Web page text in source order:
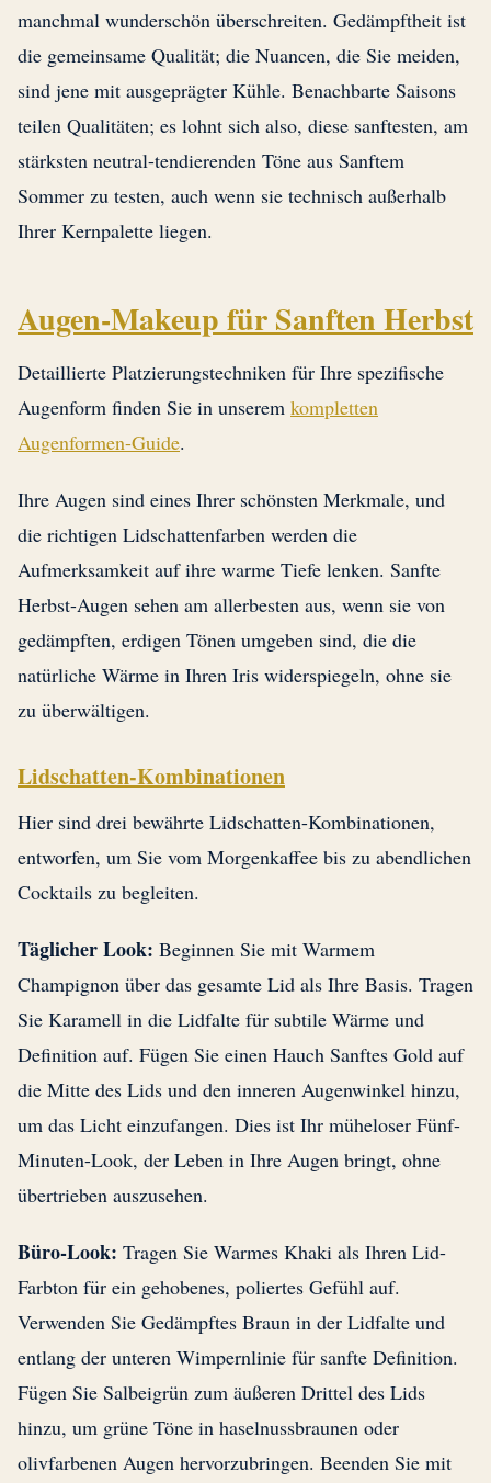
manchmal wunderschön überschreiten. Gedämpftheit ist
die gemeinsame Qualität; die Nuancen, die Sie meiden,
sind jene mit ausgeprägter Kühle. Benachbarte Saisons
teilen Qualitäten; es lohnt sich also, diese sanftesten, am
stärksten neutral-tendierenden Töne aus Sanftem
Sommer zu testen, auch wenn sie technisch außerhalb
Ihrer Kernpalette liegen.
Augen-Makeup für Sanften Herbst
Detaillierte Platzierungstechniken für Ihre spezifische
Augenform finden Sie in unserem kompletten
Augenformen-Guide.
Ihre Augen sind eines Ihrer schönsten Merkmale, und
die richtigen Lidschattenfarben werden die
Aufmerksamkeit auf ihre warme Tiefe lenken. Sanfte
Herbst-Augen sehen am allerbesten aus, wenn sie von
gedämpften, erdigen Tönen umgeben sind, die die
natürliche Wärme in Ihren Iris widerspiegeln, ohne sie
zu überwältigen.
Lidschatten-Kombinationen
Hier sind drei bewährte Lidschatten-Kombinationen,
entworfen, um Sie vom Morgenkaffee bis zu abendlichen
Cocktails zu begleiten.
Täglicher Look: Beginnen Sie mit Warmem
Champignon über das gesamte Lid als Ihre Basis. Tragen
Sie Karamell in die Lidfalte für subtile Wärme und
Definition auf. Fügen Sie einen Hauch Sanftes Gold auf
die Mitte des Lids und den inneren Augenwinkel hinzu,
um das Licht einzufangen. Dies ist Ihr müheloser Fünf-
Minuten-Look, der Leben in Ihre Augen bringt, ohne
übertrieben auszusehen.
Büro-Look: Tragen Sie Warmes Khaki als Ihren Lid-
Farbton für ein gehobenes, poliertes Gefühl auf.
Verwenden Sie Gedämpftes Braun in der Lidfalte und
entlang der unteren Wimpernlinie für sanfte Definition.
Fügen Sie Salbeigrün zum äußeren Drittel des Lids
hinzu, um grüne Töne in haselnussbraunen oder
olivfarbenen Augen hervorzubringen. Beenden Sie mit